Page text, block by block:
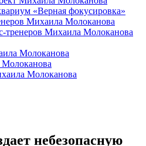
«Верная фокусировка»
Михаила Молоканова
тренеров Михаила Молоканова
Молоканова
Молоканова
небезопасную